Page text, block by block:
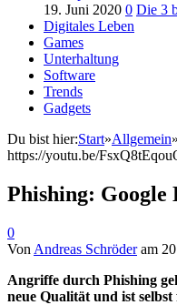
19. Juni 2020 0 Die 3
Digitales Leben
Games
Unterhaltung
Software
Trends
Gadgets
Du bist hier:Start»Allgemein»
https://youtu.be/
Phishing:
0
Von Andreas Schröderam
Angriffe durch Phishing
neue Qualität und ist